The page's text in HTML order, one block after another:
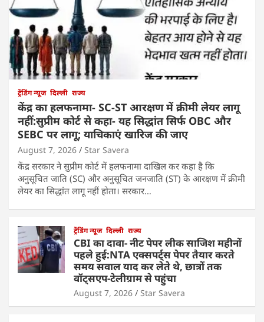
ट्रेंडिंग न्यूज दिल्ली राज्य
केंद्र का हलफनामा- SC-ST आरक्षण में क्रीमी लेयर लागू
नहीं:सुप्रीम कोर्ट से कहा- यह सिद्धांत सिर्फ OBC और
SEBC पर लागू; याचिकाएं खारिज की जाए
August 7, 2026 Star Savera
केंद्र सरकार ने सुप्रीम कोर्ट में हलफनामा दाखिल कर कहा है कि
अनुसूचित जाति (SC) और अनुसूचित जनजाति (ST) के आरक्षण में क्रीमी
लेयर का सिद्धांत लागू नहीं होता। सरकार…
ट्रेंडिंग न्यूज दिल्ली राज्य
CBI का दावा- नीट पेपर लीक साजिश महीनों
पहले हुई:NTA एक्सपर्ट्स पेपर तैयार करते
समय सवाल याद कर लेते थे, छात्रों तक
वॉट्सएप-टेलीग्राम से पहुंचा
August 7, 2026 Star Savera